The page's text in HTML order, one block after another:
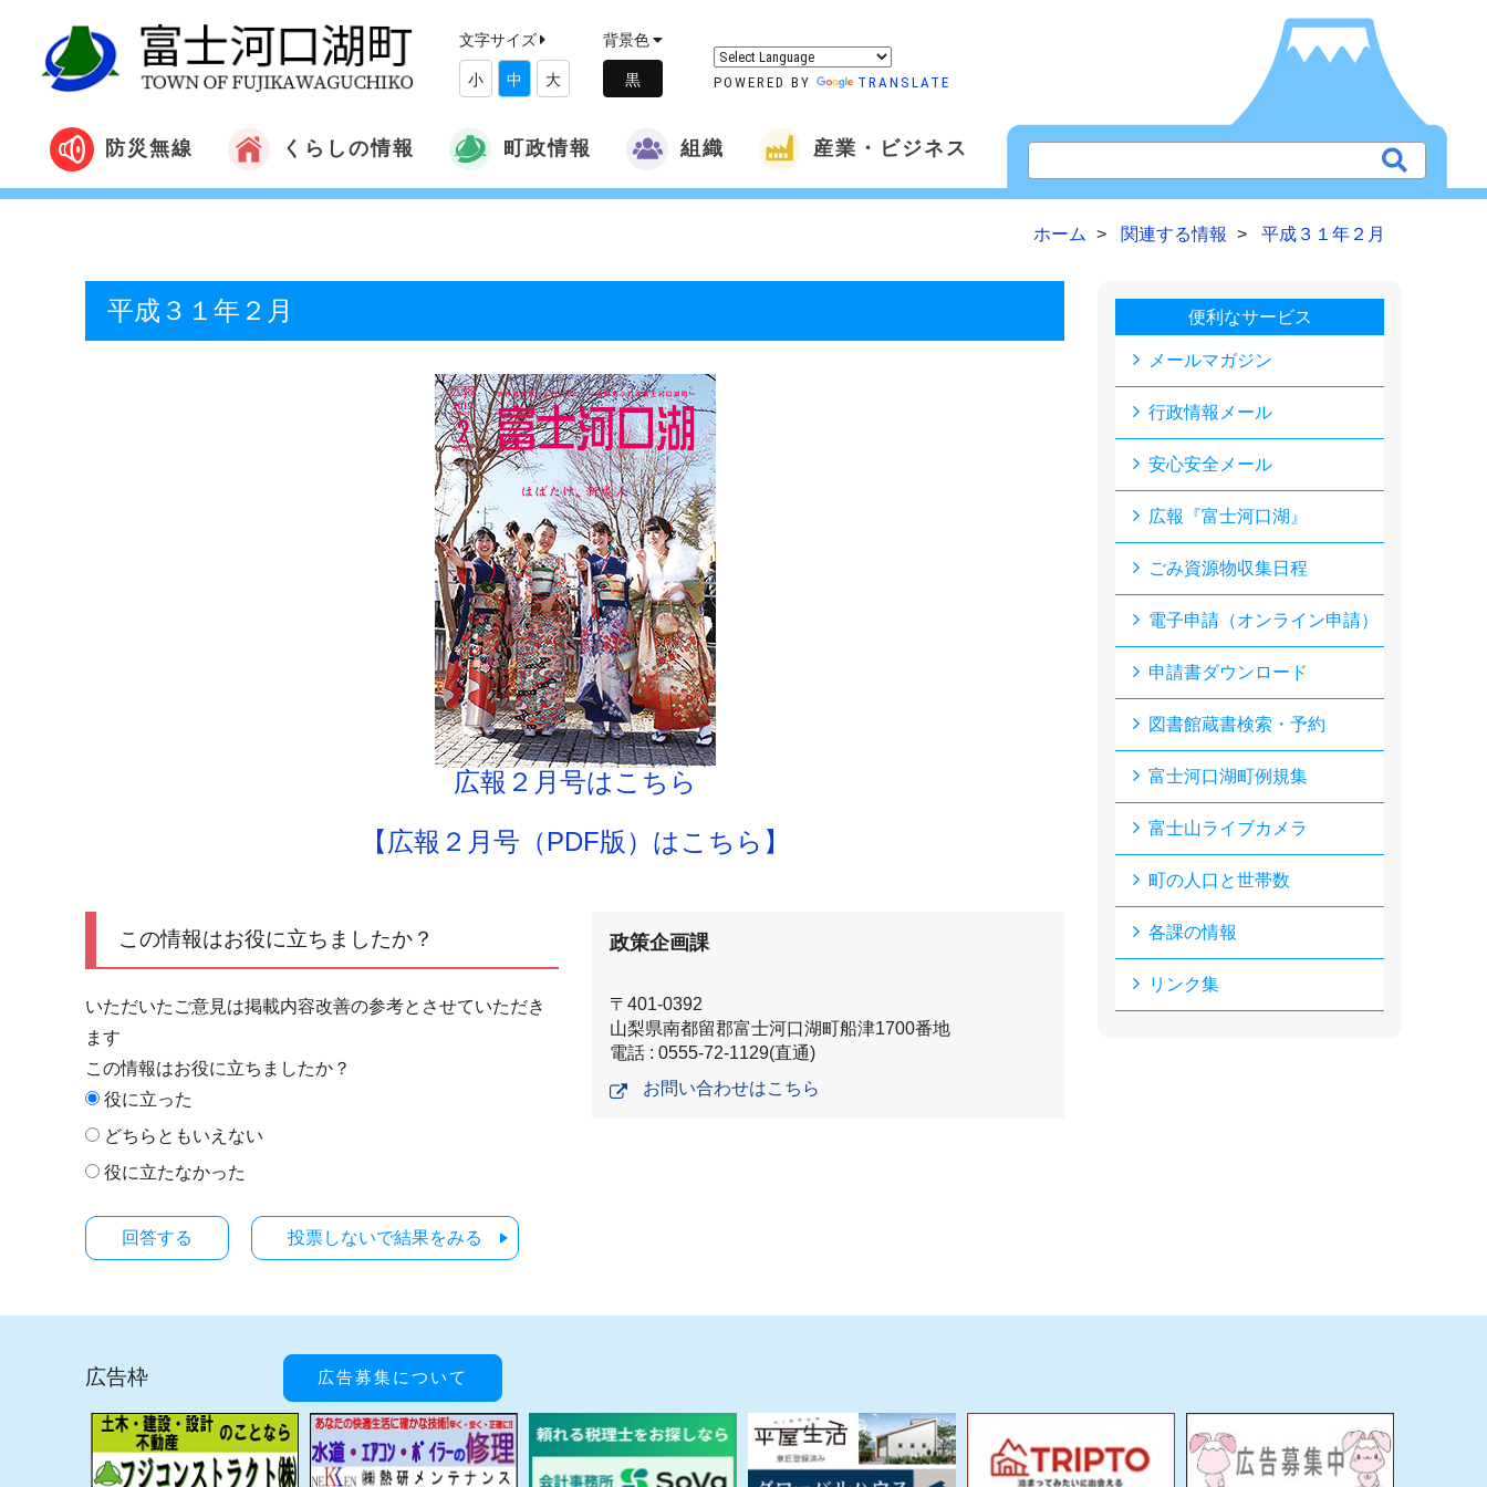
文字サイズ
小 中 大
背景色
POWERED BY TRANSLATE
防災無線 くらしの情報 町政情報 組織 産業・ビジネス
ホーム 関連する情報 平成３１年２月
平成３１年２月
広報２月号はこちら
【広報２月号（PDF版）はこちら】
この情報はお役に立ちましたか？
いただいたご意見は掲載内容改善の参考とさせていただき
ます
この情報はお役に立ちましたか？
役に立った
どちらともいえない
役に立たなかった
投票しないで結果をみる
政策企画課
〒401-0392
山梨県南都留郡富士河口湖町船津1700番地
電話 : 0555-72-1129(直通)
お問い合わせはこちら
便利なサービス
メールマガジン
行政情報メール
安心安全メール
広報『富士河口湖』
ごみ資源物収集日程
電子申請（オンライン申請）
申請書ダウンロード
図書館蔵書検索・予約
富士河口湖町例規集
富士山ライブカメラ
町の人口と世帯数
各課の情報
リンク集
広告枠 広告募集について